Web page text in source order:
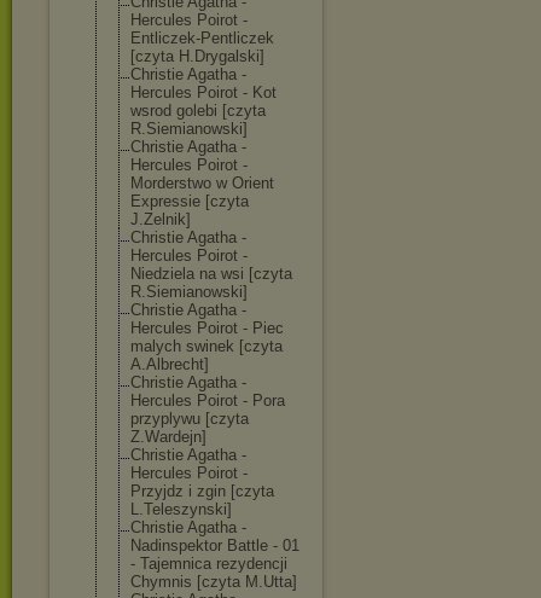
Hercules Poirot -
Entliczek-Pent liczek
[czyta H.Drygalski]
Christie Agatha -
Hercules Poirot - Kot
wsrod golebi [czyta
R.Siemianowski]
Christie Agatha -
Hercules Poirot -
Morderstwo w Orient
Expressie [czyta
J.Zelnik]
Christie Agatha -
Hercules Poirot -
Niedziela na wsi [czyta
R.Siemianowski]
Christie Agatha -
Hercules Poirot - Piec
malych swinek [czyta
A.Albrecht]
Christie Agatha -
Hercules Poirot - Pora
przyplywu [czyta
Z.Wardejn]
Christie Agatha -
Hercules Poirot -
Przyjdz i zgin [czyta
L.Teleszynski]
Christie Agatha -
Nadinspektor Battle - 01
- Tajemnica rezydencji
Chymnis [czyta M.Utta]